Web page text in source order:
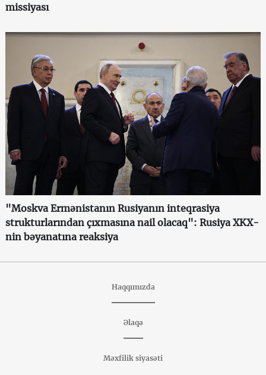
missiyası
"Moskva Ermənistanın Rusiyanın inteqrasiya
strukturlarından çıxmasına nail olacaq": Rusiya XKX-
nin bəyanatına reaksiya
Haqqımızda
Əlaqə
Məxfilik siyasəti